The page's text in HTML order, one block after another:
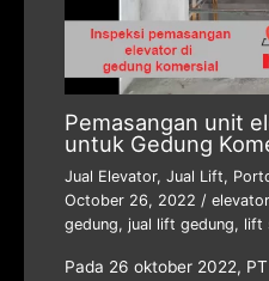
Pemasangan unit
untuk Gedung
Jual Elevator,Jual Lift,
October 26, 2022/
gedung, jual lift gedung, lift
Pada 26 oktober 2022,